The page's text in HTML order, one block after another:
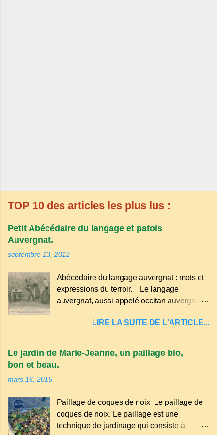
TOP 10 des articles les plus lus :
Petit Abécédaire du langage et patois
Auvergnat.
septembre 13, 2012
Abécédaire du langage auvergnat : mots et
expressions du terroir. Le langage
auvergnat, aussi appelé occitan auvergnat ,
principalement en Auvergne et dans
certaines parties du Massif central . Il
appartient à la famille des langues romanes
et est classé parmi les dialectes du nord-
Par exemple, on trouve des mots typiques
comme "agourer" (s'accroupir) ou "aze"
(âne, utilisé aussi pour désigner quelqu'un
LIRE LA SUITE DE L'ARTICLE...
Le jardin de Marie-Jeanne, un paillage bio,
bon et beau.
mars 16, 2015
Paillage de coques de noix Le paillage de
coques de noix. Le paillage est une
technique de jardinage qui consiste à